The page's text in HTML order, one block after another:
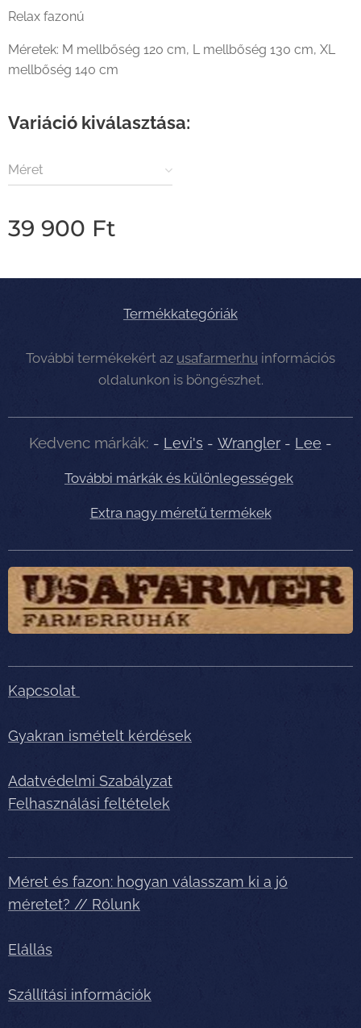
Relax fazonú
Méretek: M mellbőség 120 cm, L mellbőség 130 cm, XL
mellbőség 140 cm
Variáció kiválasztása:
Méret
39 900 Ft
Termékkategóriák
További termékekért az usafarmer.hu információs
oldalunkon is böngészhet.
Kedvenc márkák: - Levi's - Wrangler - Lee -
További márkák és különlegességek
Extra nagy méretű termékek
Kapcsolat
Gyakran ismételt kérdések
Adatvédelmi Szabályzat
Felhasználási feltételek
Méret és fazon: hogyan válasszam ki a jó
méretet? // Rólunk
Elállás
Szállítási információk